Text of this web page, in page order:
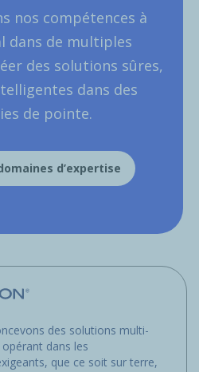
nos compétences à
dans de multiples
des solutions sûres,
dans des
de pointe.
d’expertise
des solutions multi-
dans les
que ce soit sur terre,